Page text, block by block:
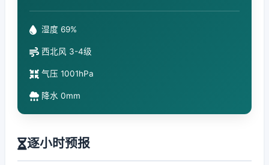
湿度 69%
西北风 3-4级
气压 1001hPa
降水 0mm
逐小时预报